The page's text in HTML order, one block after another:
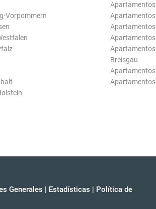
Vorpommern
Apartamentos
Apartamentos
Breisgau
Generales | Estadísticas | Política de